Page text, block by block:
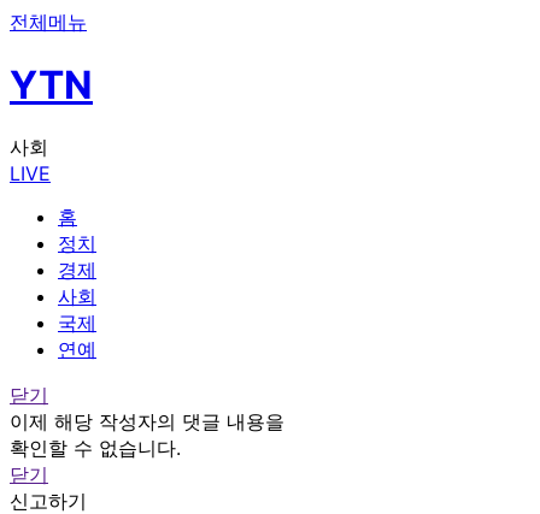
전체메뉴
YTN
사회
LIVE
홈
정치
경제
사회
국제
연예
닫기
이제 해당 작성자의 댓글 내용을
확인할 수 없습니다.
닫기
신고하기